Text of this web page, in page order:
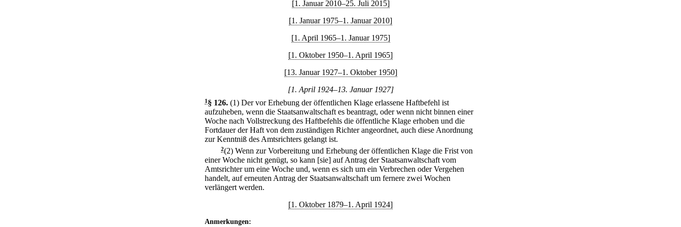
[1. Januar 2010–25. Juli 2015]
[1. Januar 1975–1. Januar 2010]
[1. April 1965–1. Januar 1975]
[1. Oktober 1950–1. April 1965]
[13. Januar 1927–1. Oktober 1950]
[1. April 1924–13. Januar 1927]
1 § 126. (1) Der vor Erhebung der öffentlichen Klage erlassene Haftbefehl ist
aufzuheben, wenn die Staatsanwaltschaft es beantragt, oder wenn nicht binnen einer
Woche nach Vollstreckung des Haftbefehls die öffentliche Klage erhoben und die
Fortdauer der Haft von dem zuständigen Richter angeordnet, auch diese Anordnung
zur Kenntniß des Amtsrichters gelangt ist.
2(2) Wenn zur Vorbereitung und Erhebung der öffentlichen Klage die Frist von
einer Woche nicht genügt, so kann [sie] auf Antrag der Staatsanwaltschaft vom
Amtsrichter um eine Woche und, wenn es sich um ein Verbrechen oder Vergehen
handelt, auf erneuten Antrag der Staatsanwaltschaft um fernere zwei Wochen
verlängert werden.
[1. Oktober 1879–1. April 1924]
Anmerkungen: